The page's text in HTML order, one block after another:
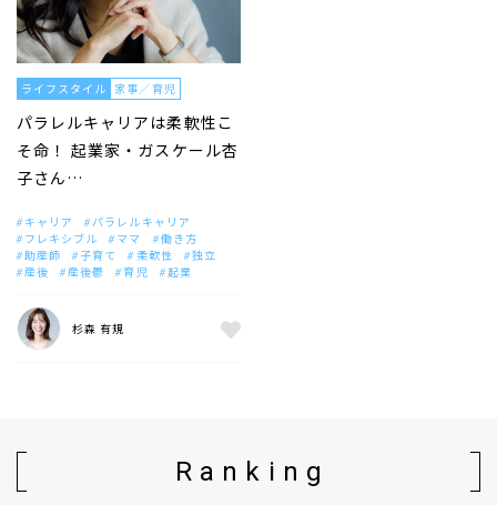
ライフスタイル 家事／育児
パラレルキャリアは柔軟性こ
そ命！ 起業家・ガスケール杏
子さん…
キャリア
パラレルキャリア
フレキシブル
ママ
働き方
助産師
子育て 柔軟性
独立
産後
産後鬱 育児 起業
杉森 有規
Ranking